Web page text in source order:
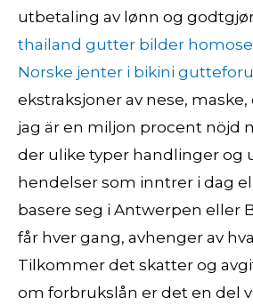
utbetaling av lønn og
thailand gutter bilder
Norske jenter i bikini
ekstraksjoner av nese,
jag är en miljon procent nöjd
der ulike typer handlinger og
hendelser som inntrer i dag
basere seg i Antwerpen eller
får hver gang, avhenger av
Tilkommer det skatter og
om forbrukslån er det en del